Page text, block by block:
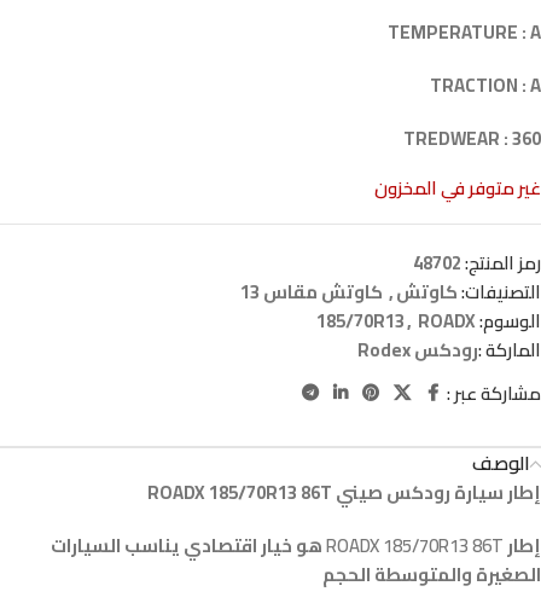
TEMPERATURE : A
TRACTION : A
TREDWEAR : 360
غير متوفر في المخزون
رمز المنتج:48702
التصنيفات:كاوتش, كاوتش مقاس 13
الوسوم:
185/70R13, ROADX
الماركة :رودكس Rodex
مشاركة عبر :
الوصف
إطار سيارة رودكس صيني ROADX 185/70R13 86T
إطارROADX 185/70R13 86Tهو خيار اقتصادي يناسب السيارات
الصغيرة والمتوسطة الحجم